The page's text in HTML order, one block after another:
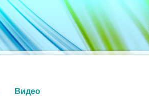
Видео